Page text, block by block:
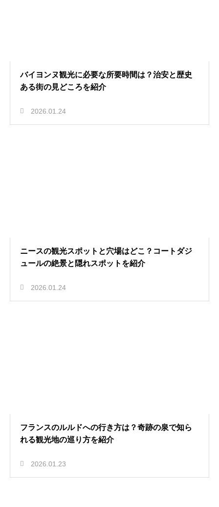
バイヨンヌ観光に必要な所要時間は？治安と歴史
ある街の見どころを紹介
2026.01.24
ニースの観光スポットと穴場はどこ？コートダジ
ュールの絶景と隠れスポットを紹介
2026.01.24
フランスのルルドへの行き方は？奇跡の泉で知ら
れる観光地の巡り方を紹介
2026.01.23